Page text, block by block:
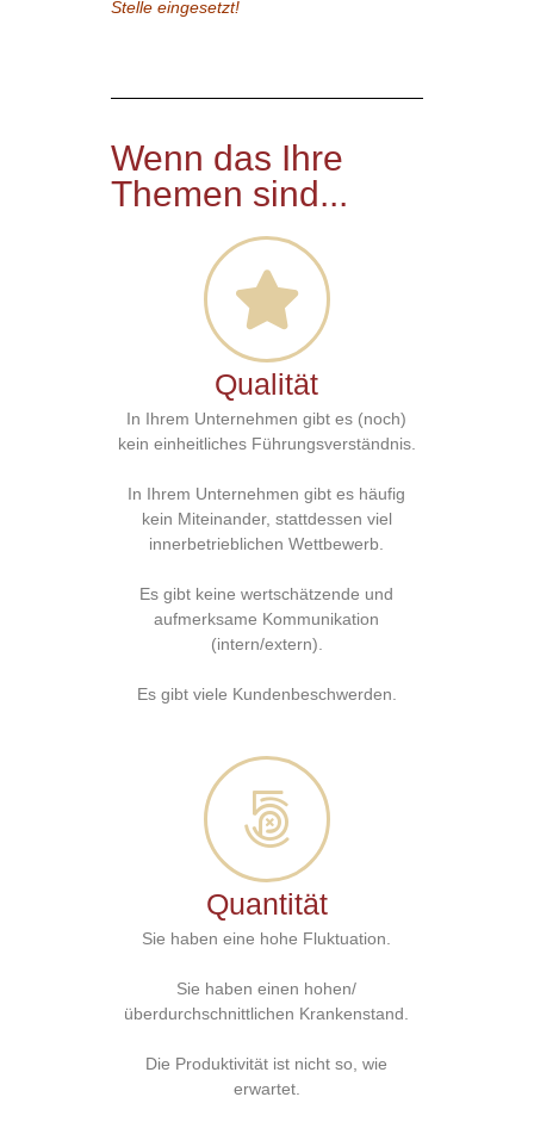
Stelle eingesetzt!
Wenn das Ihre
Themen sind...
Qualität
In Ihrem Unternehmen gibt es (noch)
kein einheitliches Führungsverständnis.
In Ihrem Unternehmen gibt es häufig
kein Miteinander, stattdessen viel
innerbetrieblichen Wettbewerb.
Es gibt keine wertschätzende und
aufmerksame Kommunikation
(intern/extern).
Es gibt viele Kundenbeschwerden.
Quantität
Sie haben eine hohe Fluktuation.
Sie haben einen hohen/
überdurchschnittlichen Krankenstand.
Die Produktivität ist nicht so, wie
erwartet.